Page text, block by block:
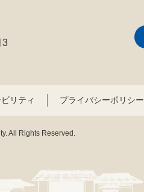
3
リティ プライバシーポリシー
All Rights Reserved.